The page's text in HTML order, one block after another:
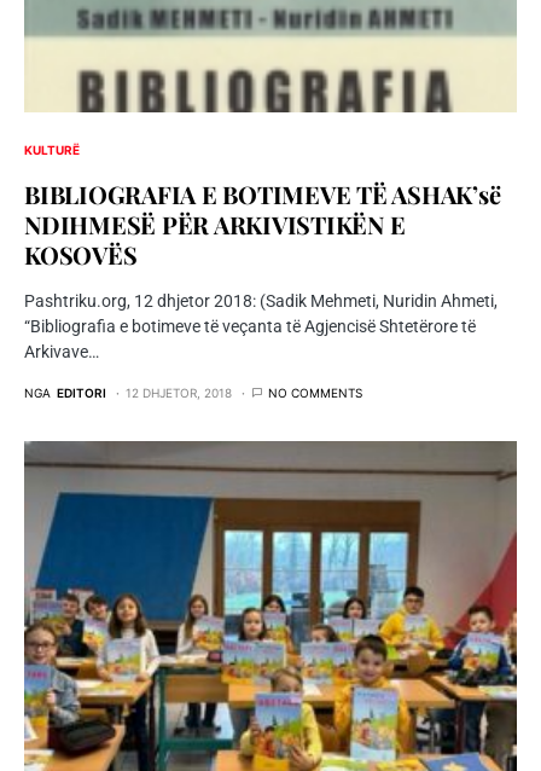
KULTURË
BIBLIOGRAFIA E BOTIMEVE TË ASHAK’së
NDIHMESË PËR ARKIVISTIKËN E
KOSOVËS
Pashtriku.org, 12 dhjetor 2018: (Sadik Mehmeti, Nuridin Ahmeti,
“Bibliografia e botimeve të veçanta të Agjencisë Shtetërore të
Arkivave…
NGA EDITORI 12 DHJETOR, 2018 NO COMMENTS